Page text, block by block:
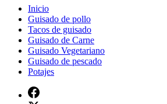
Inicio
Guisado de pollo
Tacos de guisado
Guisado de Carne
Guisado Vegetariano
Guisado de pescado
Potajes